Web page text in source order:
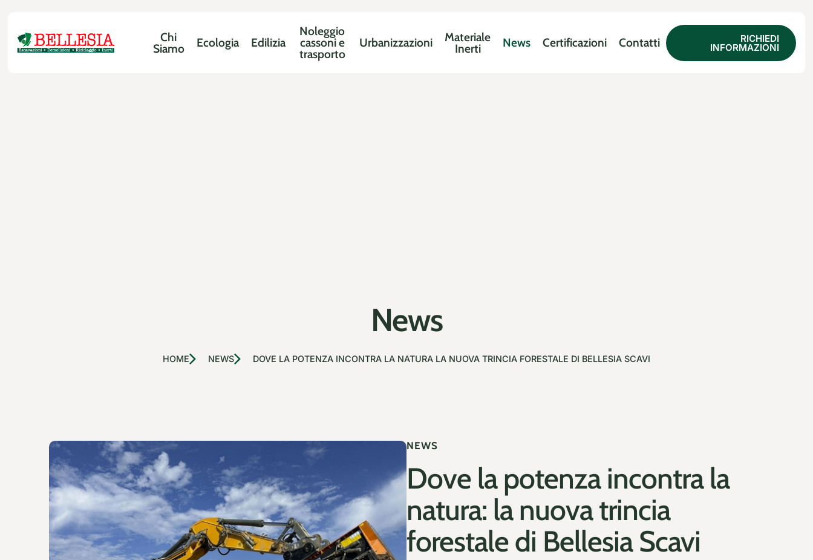
Chi
Siamo Ecologia Edilizia
Noleggio
cassoni e
trasporto
Urbanizzazioni Materiale
Inerti News Certificazioni Contatti RICHIEDI
INFORMAZIONI
News
HOME NEWS DOVE LA POTENZA INCONTRA LA NATURA LA NUOVA TRINCIA FORESTALE DI BELLESIA SCAVI
NEWS
Dove la potenza incontra la
natura: la nuova trincia
forestale di Bellesia Scavi